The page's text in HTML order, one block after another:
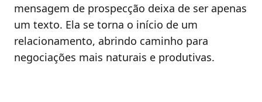
mensagem de prospecção deixa de ser apenas
um texto. Ela se torna o início de um
relacionamento, abrindo caminho para
negociações mais naturais e produtivas.